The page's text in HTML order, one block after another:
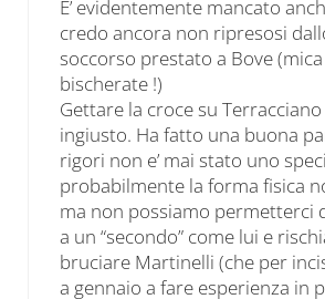
E’ evidentemente mancato
credo ancora non ripresosi
soccorso prestato a Bove
bischerate !)
Gettare la croce su
ingiusto. Ha fatto una buona
rigori non e’ mai stato uno
probabilmente la forma fisica
ma non possiamo permetterci
a un “secondo” come lui e
bruciare Martinelli (che per
a gennaio a fare esperienza in